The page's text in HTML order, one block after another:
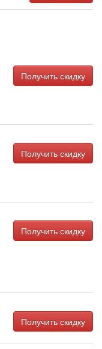
Получить скидку
Получить скидку
Получить скидку
Получить скидку